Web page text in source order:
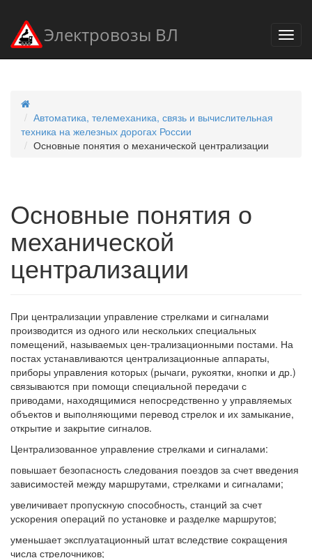
Электровозы ВЛ
Автоматика, телемеханика, связь и вычислительная
техника на железных дорогах России
Основные понятия о механической централизации
Основные понятия о
механической
централизации
При централизации управление стрелками и сигналами
производится из одного или нескольких специальных
помещений, называемых цен-трализационными постами. На
постах устанавливаются централизационные аппараты,
приборы управления которых (рычаги, рукоятки, кнопки и др.)
связываются при помощи специальной передачи с
приводами, находящимися непосредственно у управляемых
объектов и выполняющими перевод стрелок и их замыкание,
открытие и закрытие сигналов.
Централизованное управление стрелками и сигналами:
повышает безопасность следования поездов за счет введения
зависимостей между маршрутами, стрелками и сигналами;
увеличивает пропускную способность, станций за счет
ускорения операций по установке и разделке маршрутов;
уменьшает эксплуатационный штат вследствие сокращения
числа стрелочников;